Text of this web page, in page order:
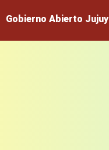
Gobierno Abierto Jujuy